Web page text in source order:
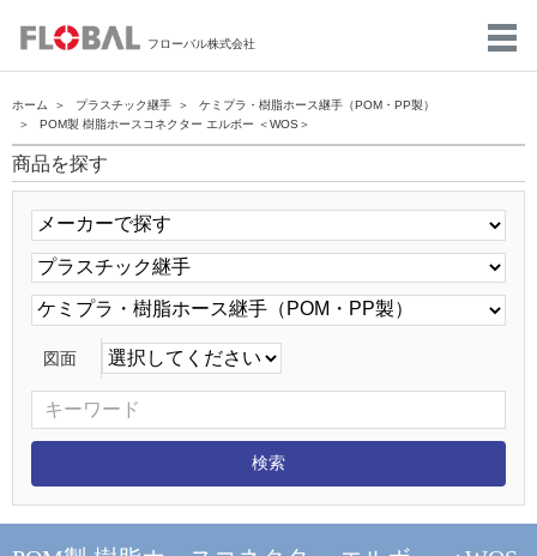
フローバル株式会社
ホーム プラスチック継手
ケミプラ・樹脂ホース継手（POM・PP製）
POM製 樹脂ホースコネクター エルボー ＜WOS＞
商品を探す
図面